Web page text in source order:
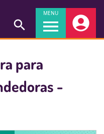
MENU
para
-